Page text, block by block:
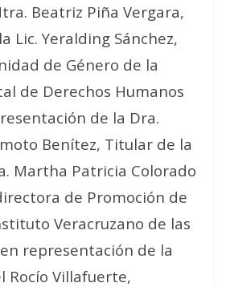
Beatriz Piña Vergara,
Lic. Yeralding Sánchez,
de Género de la
de Derechos Humanos
de la Dra.
Benítez, Titular de la
Martha Patricia Colorado
de Promoción de
Veracruzano de las
representación de la
Rocío Villafuerte,